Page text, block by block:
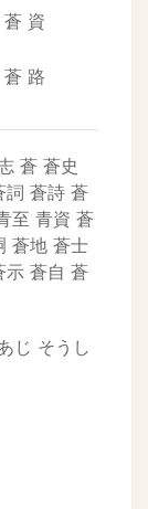
蒼 資
蒼 路
蒼 蒼史
詞 蒼詩 蒼
至 青資 蒼
蒼地 蒼士
示 蒼自 蒼
じ そうし